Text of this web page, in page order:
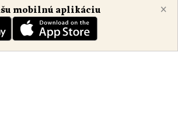
×
mobilnú aplikáciu